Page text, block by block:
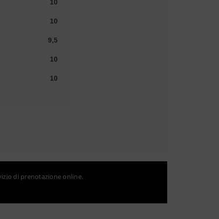
10
10
9,5
10
10
di prenotazione online.